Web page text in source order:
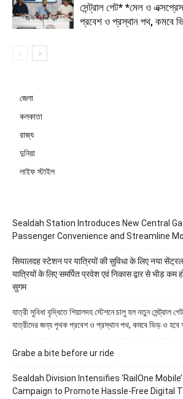
সেন্ট্রাল গেট* *মেল ও
প্রবেশ ও প্রস্থান পথ, কমবে
জেলা
কলকাতা
রাজ্য
দুনিয়া
লাইফ স্টাইল
Sealdah Station Introduces New Central
Passenger Convenience and Streamline
सियालदह स्टेशन पर यात्रियों की सुविधा के लिए नया
यात्रियों के लिए समर्पित प्रवेश एवं निकास द्वार से भीड़ कम
सुगम
যাত্রী সুবিধা বৃদ্ধিতে শিয়ালদহ স্টেশনে চালু হল নতুন সেন্ট্রাল
যাত্রীদের জন্য পৃথক প্রবেশ ও প্রস্থান পথ, কমবে ভিড় ও
Grabe a bite before ur ride
Sealdah Division Intensifies ‘RailOne
Campaign to Promote Hassle-Free Digital